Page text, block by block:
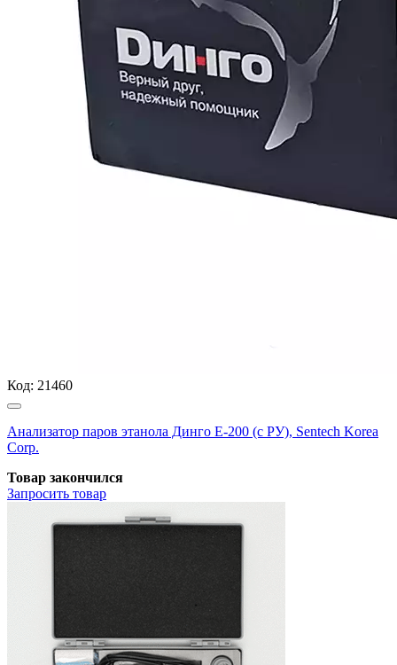
Код: 21460
Анализатор паров этанола Динго Е-200 (с РУ), Sentech Korea
Corp.
Товар закончился
Запросить товар